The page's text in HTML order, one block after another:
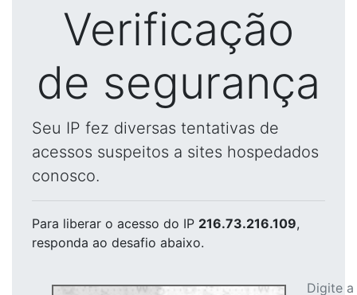
Verificação
de segurança
Seu IP fez diversas tentativas de
acessos suspeitos a sites hospedados
conosco.
Para liberar o acesso do IP 216.73.216.109,
responda ao desafio abaixo.
Digite